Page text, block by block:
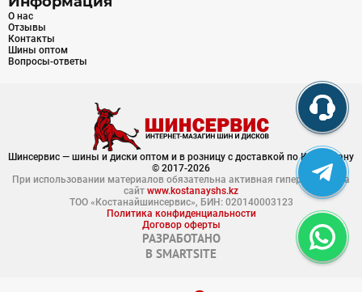
О нас
Отзывы
Контакты
Шины оптом
Вопросы-ответы
Шинсервис — шины и диски оптом и в розницу с доставкой по Казахстану
© 2017-2026
При использовании материалов обязательна активная гиперссылка на
сайт www.kostanayshs.kz
ТОО «Костанайшинсервис», БИН: 020140003123
Политика конфиденциальности
Договор оферты
РАЗРАБОТАНО
В SMARTSITE